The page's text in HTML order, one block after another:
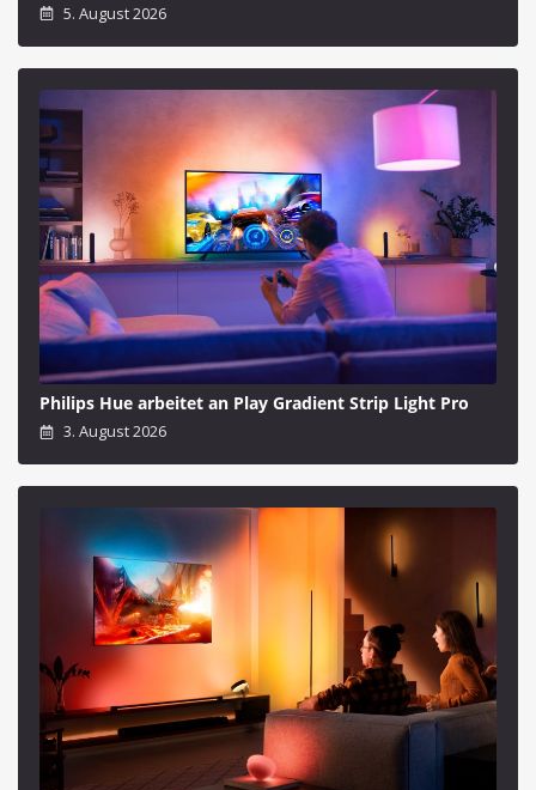
5. August 2026
Philips Hue arbeitet an Play Gradient Strip Light Pro
3. August 2026